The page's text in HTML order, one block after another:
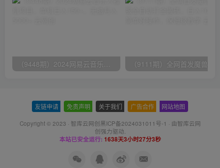
友链申请 免责声明 关于我们 广告合作 网站地图
Copyright © 2023 · 智库云网创黑ICP备2024031011号-1 · 由智库云网
创强力驱动.
本站已安全运行: 1638天3小时27分4秒